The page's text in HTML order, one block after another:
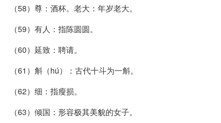
（58）尊：酒杯。老大：年岁老大。
（59）有人：指陈圆圆。
（60）延致：聘请。
（61）斛（hú）：古代十斗为一斛。
（62）细：指瘦损。
（63）倾国：形容极其美貌的女子。